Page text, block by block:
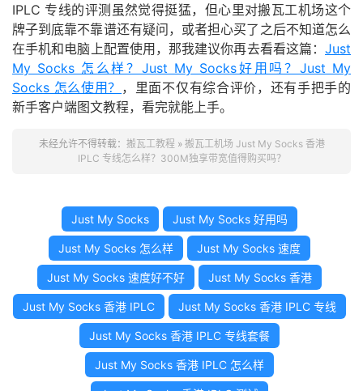
IPLC 专线的评测虽然觉得挺猛，但心里对搬瓦工机场这个
牌子到底靠不靠谱还有疑问，或者担心买了之后不知道怎么
在手机和电脑上配置使用，那我建议你再去看看这篇： Just
My Socks 怎么样？Just My Socks好用吗？Just My
Socks 怎么使用？ ，里面不仅有综合评价，还有手把手的
新手客户端图文教程，看完就能上手。
未经允许不得转载： 搬瓦工教程 » 搬瓦工机场 Just My Socks 香港
IPLC 专线怎么样？300M独享带宽值得购买吗？
Just My Socks Just My Socks 好用吗
Just My Socks 怎么样 Just My Socks 速度
Just My Socks 速度好不好 Just My Socks 香港
Just My Socks 香港 IPLC Just My Socks 香港 IPLC 专线
Just My Socks 香港 IPLC 专线套餐
Just My Socks 香港 IPLC 怎么样